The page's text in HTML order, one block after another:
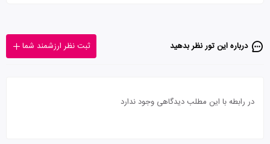
درباره این تور‌ نظر بدهید ثبت نظر ارزشمند شما
در رابطه با این مطلب دیدگاهی وجود ندارد